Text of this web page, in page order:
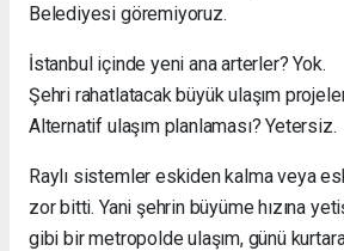
Belediyesi göremiyoruz.
İstanbul içinde yeni ana arterler? Yok.
Şehri rahatlatacak büyük ulaşım
Alternatif ulaşım planlaması? Yetersiz.
Raylı sistemler eskiden kalma veya
zor bitti. Yani şehrin büyüme hızına
gibi bir metropolde ulaşım, günü